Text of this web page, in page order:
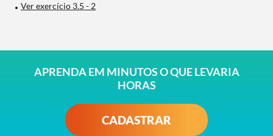
Ver exercício 3.5 - 2
APRENDA EM MINUTOS O QUE LEVARIA
HORAS
CADASTRAR